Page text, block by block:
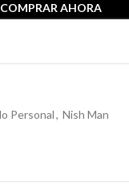
COMPRAR AHORA
Personal, Nish Man